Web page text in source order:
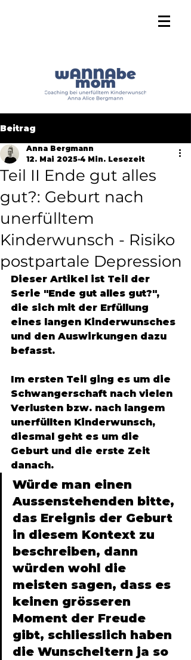
Beitrag
Teil II Ende gut alles
gut?: Geburt nach
unerfülltem
Kinderwunsch - Risiko
postpartale Depression
Anna Bergmann
12. Mai 2025 4 Min. Lesezeit
Dieser Artikel ist Teil der
Serie "Ende gut alles gut?",
die sich mit der Erfüllung
eines langen Kinderwunsches
und den Auswirkungen dazu
befasst.
Im ersten Teil ging es um die
Schwangerschaft nach vielen
Verlusten bzw. nach langem
unerfüllten Kinderwunsch,
diesmal geht es um die
Geburt und die erste Zeit
danach.
Würde man einen
Aussenstehenden bitte,
das Ereignis der Geburt
in diesem Kontext zu
beschreiben, dann
würden wohl die
meisten sagen, dass es
keinen grösseren
Moment der Freude
gibt, schliesslich haben
die Wunscheltern ja so